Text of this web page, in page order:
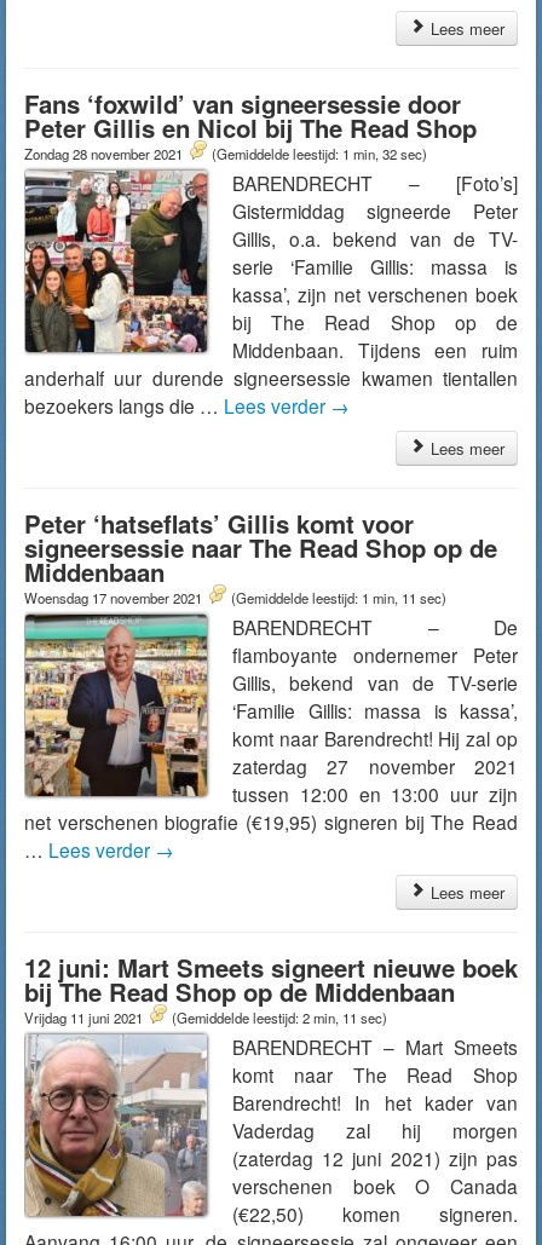
Lees meer
Fans ‘foxwild’ van signeersessie door
Peter Gillis en Nicol bij The Read Shop
Zondag 28 november 2021 (Gemiddelde leestijd: 1 min, 32 sec)
BARENDRECHT – [Foto’s]
Gistermiddag signeerde Peter
Gillis, o.a. bekend van de TV-
serie ‘Familie Gillis: massa is
kassa’, zijn net verschenen boek
bij The Read Shop op de
Middenbaan. Tijdens een ruim
anderhalf uur durende signeersessie kwamen tientallen
bezoekers langs die … Lees verder →
Lees meer
Peter ‘hatseflats’ Gillis komt voor
signeersessie naar The Read Shop op de
Middenbaan
Woensdag 17 november 2021 (Gemiddelde leestijd: 1 min, 11 sec)
BARENDRECHT – De
flamboyante ondernemer Peter
Gillis, bekend van de TV-serie
‘Familie Gillis: massa is kassa’,
komt naar Barendrecht! Hij zal op
zaterdag 27 november 2021
tussen 12:00 en 13:00 uur zijn
net verschenen biografie (€19,95) signeren bij The Read
… Lees verder →
Lees meer
12 juni: Mart Smeets signeert nieuwe boek
bij The Read Shop op de Middenbaan
Vrijdag 11 juni 2021 (Gemiddelde leestijd: 2 min, 11 sec)
BARENDRECHT – Mart Smeets
komt naar The Read Shop
Barendrecht! In het kader van
Vaderdag zal hij morgen
(zaterdag 12 juni 2021) zijn pas
verschenen boek O Canada
(€22,50) komen signeren.